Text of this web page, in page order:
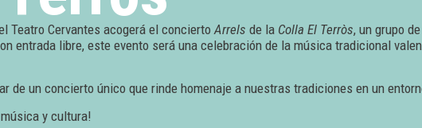
Teatro Cervantes acogerá el conciertoArrels de la Colla El Terròs, un grupo
entrada libre, este evento será una celebración de la música tradicional
de un concierto único que rinde homenaje a nuestras tradiciones en un
y cultura!